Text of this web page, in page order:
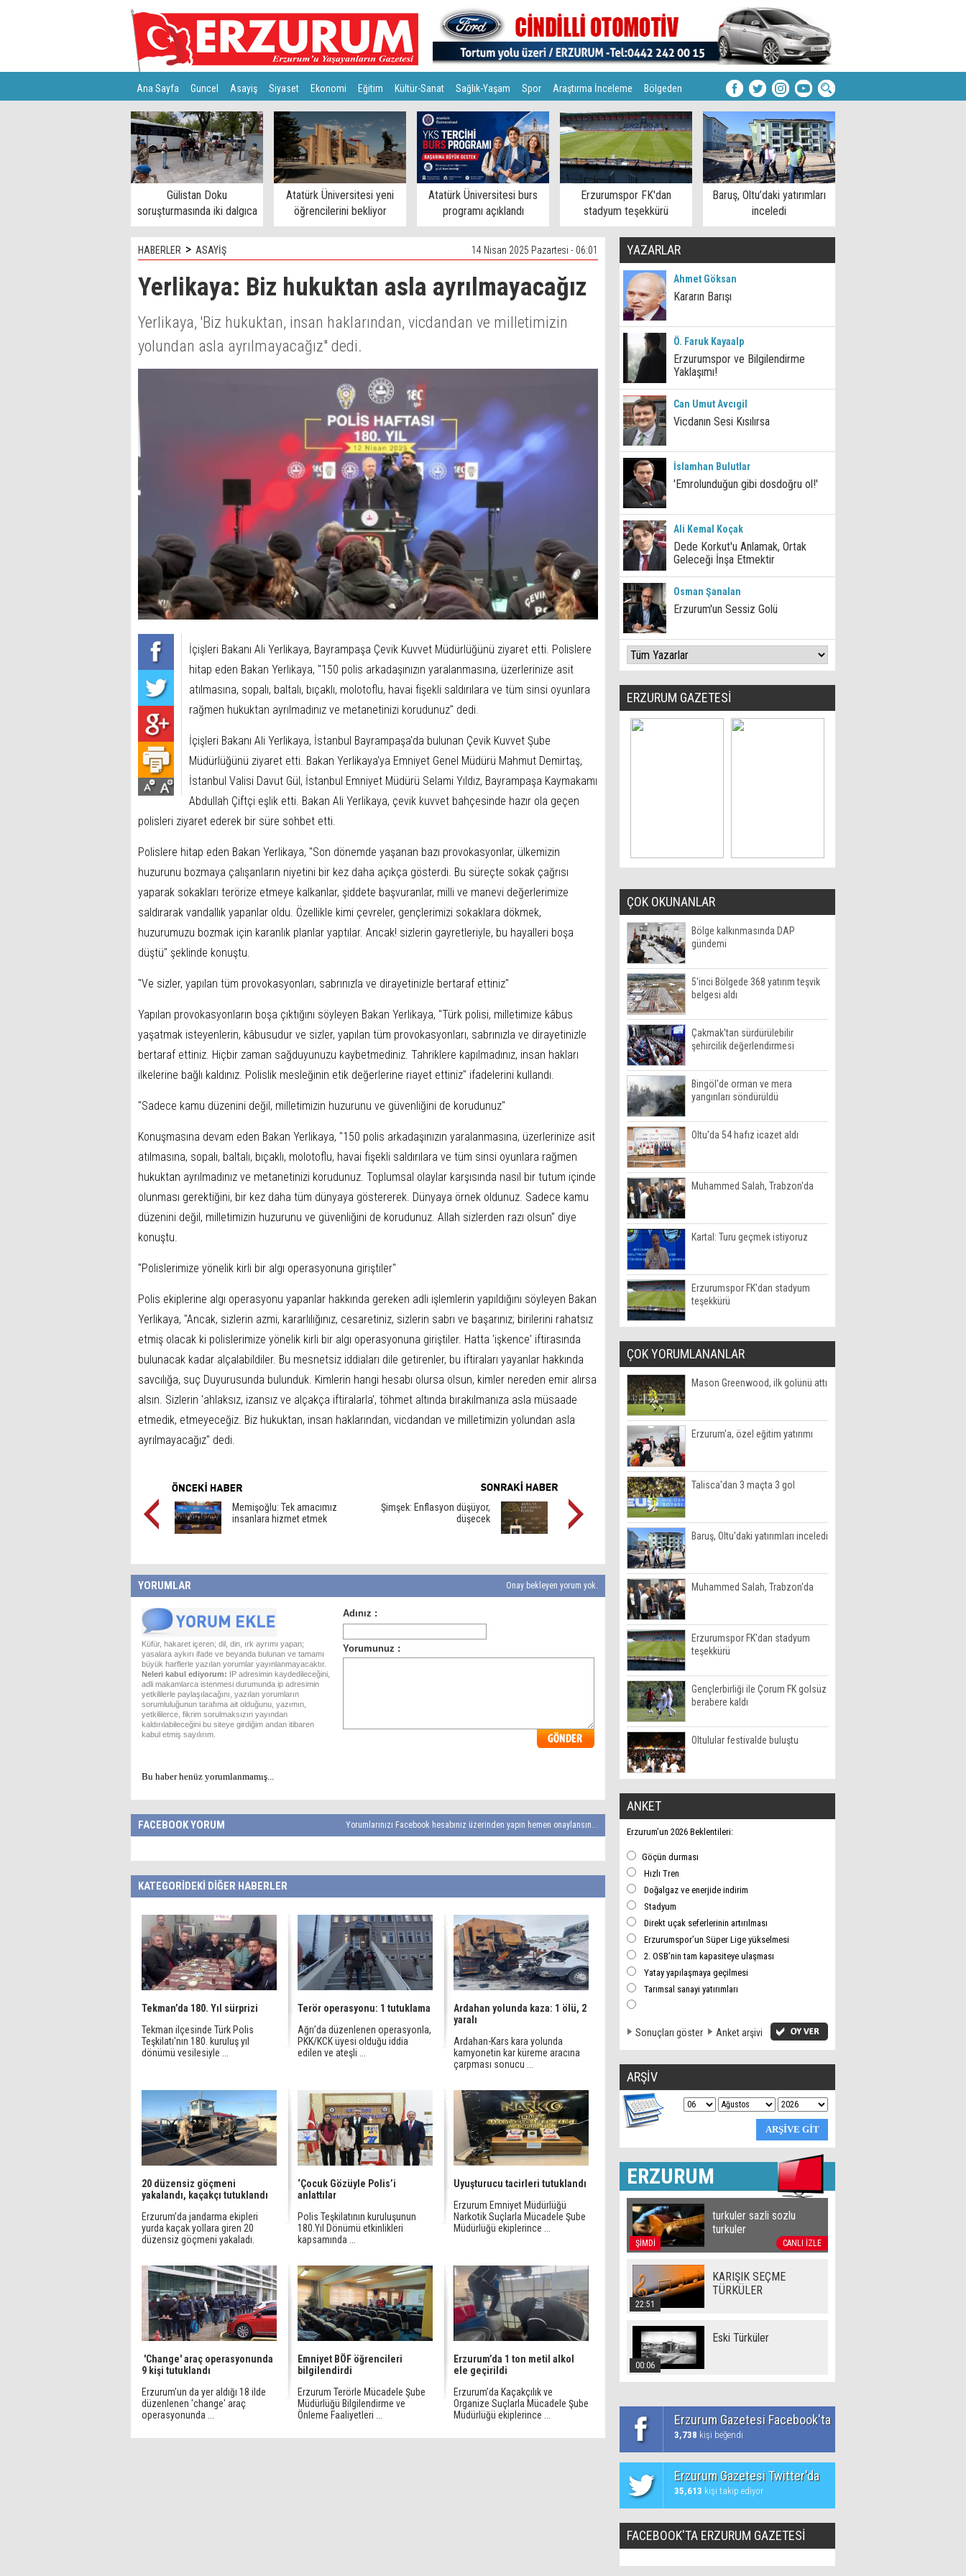
Ana Sayfa Guncel Asayiş Siyaset Ekonomi Eğitim Kültür-Sanat Sağlık-Yaşam Spor Araştırma İnceleme Bölgeden
Türkiye Teknoloji
Gülistan Doku
soruşturmasında iki dalgıca
tutuklama
Atatürk Üniversitesi yeni
öğrencilerini bekliyor
Atatürk Üniversitesi burs
programı açıklandı
Erzurumspor FK'dan
stadyum teşekkürü
Baruş, Oltu’daki yatırımları
inceledi
HABERLER > ASAYİŞ 14 Nisan 2025 Pazartesi - 06:01
Yerlikaya: Biz hukuktan asla ayrılmayacağız
Yerlikaya, 'Biz hukuktan, insan haklarından, vicdandan ve milletimizin
yolundan asla ayrılmayacağız" dedi.
İçişleri Bakanı Ali Yerlikaya, Bayrampaşa Çevik Kuvvet Müdürlüğünü ziyaret etti. Polislere
hitap eden Bakan Yerlikaya, "150 polis arkadaşınızın yaralanmasına, üzerlerinize asit
atılmasına, sopalı, baltalı, bıçaklı, molotoflu, havai fişekli saldırılara ve tüm sinsi oyunlara
rağmen hukuktan ayrılmadınız ve metanetinizi korudunuz" dedi.
İçişleri Bakanı Ali Yerlikaya, İstanbul Bayrampaşa'da bulunan Çevik Kuvvet Şube
Müdürlüğünü ziyaret etti. Bakan Yerlikaya'ya Emniyet Genel Müdürü Mahmut Demirtaş,
İstanbul Valisi Davut Gül, İstanbul Emniyet Müdürü Selami Yıldız, Bayrampaşa Kaymakamı
Abdullah Çiftçi eşlik etti. Bakan Ali Yerlikaya, çevik kuvvet bahçesinde hazır ola geçen
polisleri ziyaret ederek bir süre sohbet etti.
Polislere hitap eden Bakan Yerlikaya, "Son dönemde yaşanan bazı provokasyonlar, ülkemizin
huzurunu bozmaya çalışanların niyetini bir kez daha açıkça gösterdi. Bu süreçte sokak çağrısı
yaparak sokakları terörize etmeye kalkanlar, şiddete başvuranlar, milli ve manevi değerlerimize
saldırarak vandallık yapanlar oldu. Özellikle kimi çevreler, gençlerimizi sokaklara dökmek,
huzurumuzu bozmak için karanlık planlar yaptılar. Ancak! sizlerin gayretleriyle, bu hayalleri boşa
düştü" şeklinde konuştu.
"Ve sizler, yapılan tüm provokasyonları, sabrınızla ve dirayetinizle bertaraf ettiniz"
Yapılan provokasyonların boşa çıktığını söyleyen Bakan Yerlikaya, "Türk polisi, milletimize kâbus
yaşatmak isteyenlerin, kâbusudur ve sizler, yapılan tüm provokasyonları, sabrınızla ve dirayetinizle
bertaraf ettiniz. Hiçbir zaman sağduyunuzu kaybetmediniz. Tahriklere kapılmadınız, insan hakları
ilkelerine bağlı kaldınız. Polislik mesleğinin etik değerlerine riayet ettiniz" ifadelerini kullandı.
"Sadece kamu düzenini değil, milletimizin huzurunu ve güvenliğini de korudunuz"
Konuşmasına devam eden Bakan Yerlikaya, "150 polis arkadaşınızın yaralanmasına, üzerlerinize asit
atılmasına, sopalı, baltalı, bıçaklı, molotoflu, havai fişekli saldırılara ve tüm sinsi oyunlara rağmen
hukuktan ayrılmadınız ve metanetinizi korudunuz. Toplumsal olaylar karşısında nasıl bir tutum içinde
olunması gerektiğini, bir kez daha tüm dünyaya göstererek. Dünyaya örnek oldunuz. Sadece kamu
düzenini değil, milletimizin huzurunu ve güvenliğini de korudunuz. Allah sizlerden razı olsun" diye
konuştu.
"Polislerimize yönelik kirli bir algı operasyonuna giriştiler"
Polis ekiplerine algı operasyonu yapanlar hakkında gereken adli işlemlerin yapıldığını söyleyen Bakan
Yerlikaya, "Ancak, sizlerin azmi, kararlılığınız, cesaretiniz, sizlerin sabrı ve başarınız; birilerini rahatsız
etmiş olacak ki polislerimize yönelik kirli bir algı operasyonuna giriştiler. Hatta 'işkence' iftirasında
bulunacak kadar alçalabildiler. Bu mesnetsiz iddiaları dile getirenler, bu iftiraları yayanlar hakkında
savcılığa, suç Duyurusunda bulunduk. Kimlerin hangi hesabı olursa olsun, kimler nereden emir alırsa
alsın. Sizlerin 'ahlaksız, izansız ve alçakça iftiralarla', töhmet altında bırakılmanıza asla müsaade
etmedik, etmeyeceğiz. Biz hukuktan, insan haklarından, vicdandan ve milletimizin yolundan asla
ayrılmayacağız" dedi.
Memişoğlu: Tek amacımız
insanlara hizmet etmek
Şimşek: Enflasyon düşüyor,
düşecek
YORUMLAR Onay bekleyen yorum yok.
Küfür, hakaret içeren; dil, din, ırk ayrımı yapan;
yasalara aykırı ifade ve beyanda bulunan ve tamamı
büyük harflerle yazılan yorumlar yayınlanmayacaktır.
Neleri kabul ediyorum: IP adresimin kaydedileceğini,
adli makamlarca istenmesi durumunda ip adresimin
yetkililerle paylaşılacağını, yazılan yorumların
sorumluluğunun tarafıma ait olduğunu, yazımın,
yetkililerce, fikrim sorulmaksızın yayından
kaldırılabileceğini bu siteye girdiğim andan itibaren
kabul etmiş sayılırım.
Bu haber henüz yorumlanmamış...
FACEBOOK YORUM Yorumlarınızı Facebook hesabınız üzerinden yapın hemen onaylansın...
KATEGORİDEKİ DİĞER HABERLER
Tekman’da 180. Yıl sürprizi
Tekman ilçesinde Türk Polis
Teşkilatı'nın 180. kuruluş yıl
dönümü vesilesiyle ...
Terör operasyonu: 1 tutuklama
Ağrı’da düzenlenen operasyonla,
PKK/KCK üyesi olduğu iddia
edilen ve ateşli ...
Ardahan yolunda kaza: 1 ölü, 2
yaralı
Ardahan-Kars kara yolunda
kamyonetin kar küreme aracına
çarpması sonucu ...
20 düzensiz göçmeni
yakalandı, kaçakçı tutuklandı
Erzurum’da jandarma ekipleri
yurda kaçak yollara giren 20
düzensiz göçmeni yakaladı.
‘Çocuk Gözüyle Polis’i
anlattılar
Polis Teşkilatının kuruluşunun
180.Yıl Dönümü etkinlikleri
kapsamında ...
Uyuşturucu tacirleri tutuklandı
Erzurum Emniyet Müdürlüğü
Narkotik Suçlarla Mücadele Şube
Müdürlüğü ekiplerince ...
'Change' araç operasyonunda
9 kişi tutuklandı
Erzurum’un da yer aldığı 18 ilde
düzenlenen 'change' araç
operasyonunda ...
Emniyet BÖF öğrencileri
bilgilendirdi
Erzurum Terörle Mücadele Şube
Müdürlüğü Bilgilendirme ve
Önleme Faaliyetleri ...
Erzurum’da 1 ton metil alkol
ele geçirildi
Erzurum’da Kaçakçılık ve
Organize Suçlarla Mücadele Şube
Müdürlüğü ekiplerince ...
YAZARLAR
Ahmet Göksan
Kararın Barışı
Ö. Faruk Kayaalp
Erzurumspor ve Bilgilendirme
Yaklaşımı!
Can Umut Avcıgil
Vicdanın Sesi Kısılırsa
İslamhan Bulutlar
'Emrolunduğun gibi dosdoğru ol!'
Ali Kemal Koçak
Dede Korkut'u Anlamak, Ortak
Geleceği İnşa Etmektir
Osman Şanalan
Erzurum'un Sessiz Golü
ERZURUM GAZETESİ
ÇOK OKUNANLAR
Bölge kalkınmasında DAP
gündemi
5'inci Bölgede 368 yatırım teşvik
belgesi aldı
Çakmak'tan sürdürülebilir
şehircilik değerlendirmesi
Bingöl'de orman ve mera
yangınları söndürüldü
Oltu'da 54 hafız icazet aldı
Muhammed Salah, Trabzon'da
Kartal: Turu geçmek istiyoruz
Erzurumspor FK'dan stadyum
teşekkürü
ÇOK YORUMLANANLAR
Mason Greenwood, ilk golünü attı
Erzurum'a, özel eğitim yatırımı
Talisca'dan 3 maçta 3 gol
Baruş, Oltu'daki yatırımları inceledi
Muhammed Salah, Trabzon'da
Erzurumspor FK'dan stadyum
teşekkürü
Gençlerbirliği ile Çorum FK golsüz
berabere kaldı
Oltulular festivalde buluştu
ANKET
Erzurum’un 2026 Beklentileri:
Göçün durması
Hızlı Tren
Doğalgaz ve enerjide indirim
Stadyum
Direkt uçak seferlerinin artırılması
Erzurumspor’un Süper Lige yükselmesi
2. OSB’nin tam kapasiteye ulaşması
Yatay yapılaşmaya geçilmesi
Tarımsal sanayi yatırımları
Sonuçları göster Anket arşivi
ARŞİV
ERZURUM
ŞİMDİ CANLI İZLE
turkuler sazli sozlu
turkuler
22:51
KARIŞIK SEÇME
TÜRKÜLER
00:06
Eski Türküler
Erzurum Gazetesi Facebook'ta
3,738 kişi beğendi
Erzurum Gazetesi Twitter'da
35,613 kişi takip ediyor
FACEBOOK'TA ERZURUM GAZETESİ